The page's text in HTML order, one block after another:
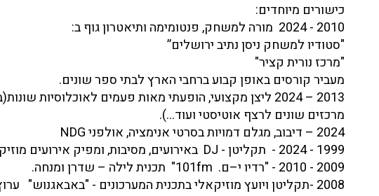
כישורים מיוחדים:
2010 - 2024 מורה למשחק, פנטומימה ותיאטרון גוף ב:
"סטודיו למשחק ניסן נתיב ירושלים”
"מרכז נורית קציר"
מעביר קורסים באופן קבוע ברחבי הארץ לבתי ספר שונים.
2013 – 2024 ליצן מקצועי, הופעתי מאות פעמים לאוכלוסיות
מרכזים שונים לרצף אוטיסטי ועוד...).
2024 – דיבוב, מגלם דמויות בסרטי אנימציה, אולפני NDG
1999 - 2024 - תקליטן - DJ באירועים, מסיבות, ומפיק אירועים מוזיקליים.
2009 - 2010 - "רדיו י–ם. 101fm" תכנית לילה – שדרן ומנחה.
2008 -תקליטן ויועץ מוזיקאלי בתכנית המערכונים - "באבאגנוש" ערוץ 10.